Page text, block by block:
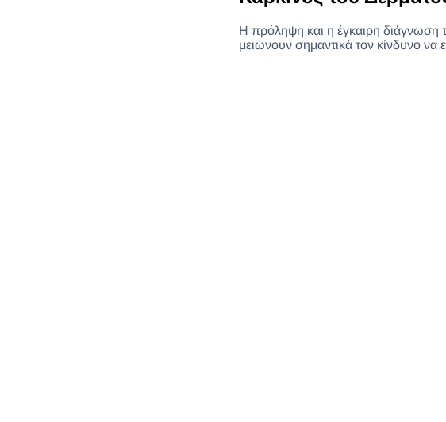
Η πρόληψη και η έγκαιρη διάγνωση
μειώνουν σημαντικά τον κίνδυνο να